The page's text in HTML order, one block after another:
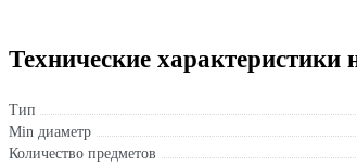
Технические
Тип
Min диаметр
Количество предметов